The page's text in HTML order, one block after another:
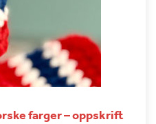
farger – oppskrift